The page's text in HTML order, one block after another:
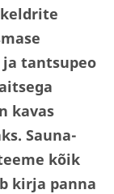
tantsupeo
kavas
Sauna-
kõik
kirja panna